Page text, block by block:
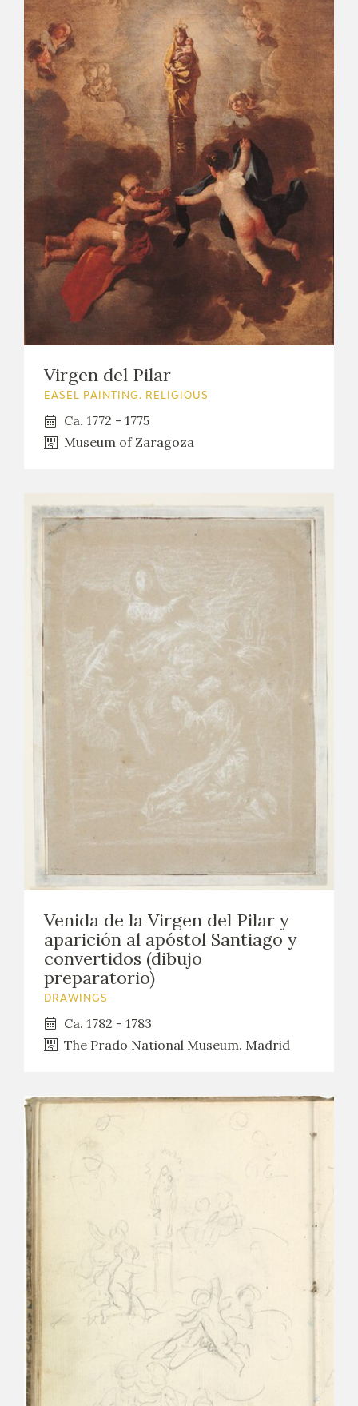
Virgen del Pilar
EASEL PAINTING. RELIGIOUS
Ca. 1772 - 1775
Museum of Zaragoza
Venida de la Virgen del Pilar y
aparición al apóstol Santiago y
convertidos (dibujo
preparatorio)
DRAWINGS
Ca. 1782 - 1783
The Prado National Museum. Madrid